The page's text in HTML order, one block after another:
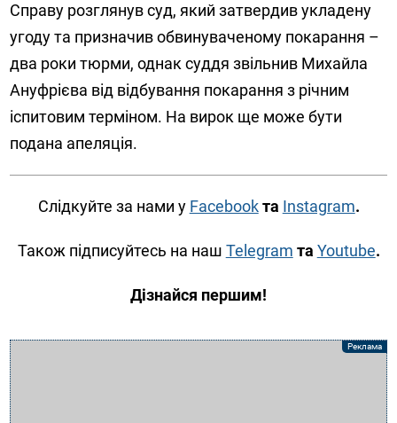
Справу розглянув суд, який затвердив укладену
угоду та призначив обвинуваченому покарання –
два роки тюрми, однак суддя звільнив Михайла
Ануфрієва від відбування покарання з річним
іспитовим терміном. На вирок ще може бути
подана апеляція.
Слідкуйте за нами у Facebookта Instagram.
Також підписуйтесь на наш Telegram та Youtube.
Дізнайся першим!